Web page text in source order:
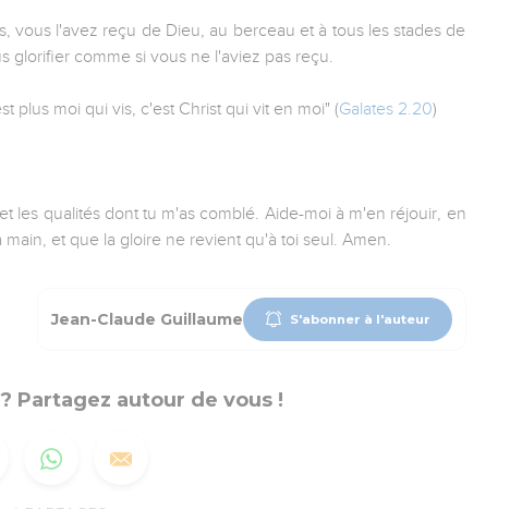
vous l'avez reçu de Dieu, au berceau et à tous les stades de
glorifier comme si vous ne l'aviez pas reçu.
plus moi qui vis, c'est Christ qui vit en moi" (Galates 2.20)
les qualités dont tu m'as comblé. Aide-moi à m'en réjouir, en
et que la gloire ne revient qu'à toi seul. Amen.
Jean-Claude Guillaume S'abonner à l'auteur
Partagez autour de vous !